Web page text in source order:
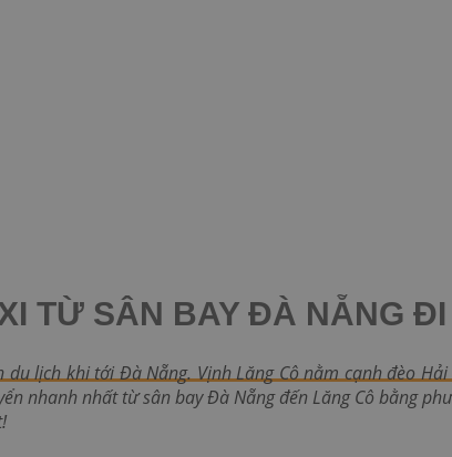
TỪ SÂN BAY ĐÀ NẴNG
lịch khi tới Đà Nẵng. Vịnh Lăng Cô nằm cạnh đèo
nhanh nhất từ sân bay Đà Nẵng đến Lăng Cô bằng